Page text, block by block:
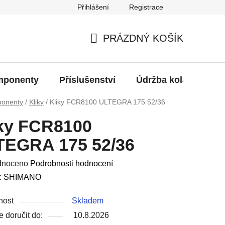
Přihlášení Registrace
KOŠÍK
PRÁZDNÝ KOŠÍK
Příslušenství Údržba kola
/ Kliky / Kliky FCR8100 ULTEGRA 175 52/36
FCR8100
175 52/36
Podrobnosti hodnocení
SHIMANO
Skladem
doručit do:
10.8.2026